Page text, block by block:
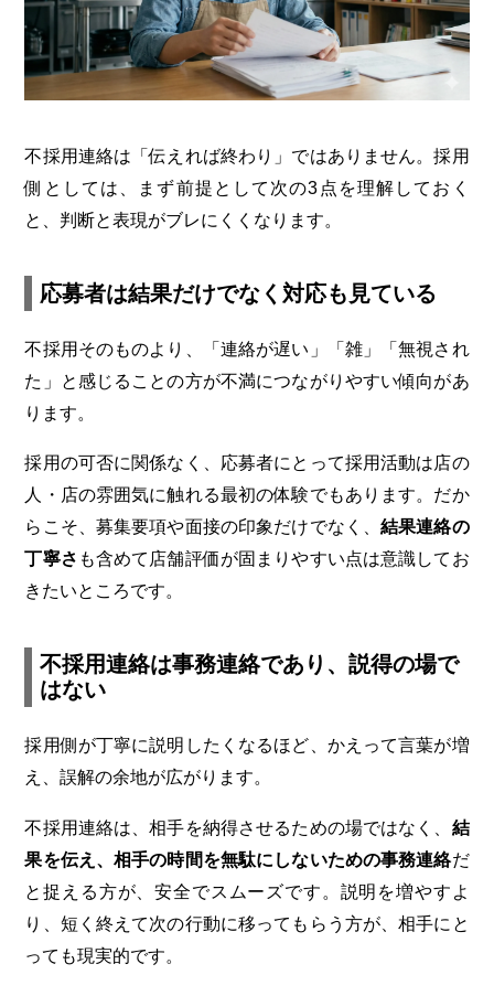
不採用連絡は「伝えれば終わり」ではありません。採用
側としては、まず前提として次の3点を理解しておく
と、判断と表現がブレにくくなります。
応募者は結果だけでなく対応も見ている
不採用そのものより、「連絡が遅い」「雑」「無視され
た」と感じることの方が不満につながりやすい傾向があ
ります。
採用の可否に関係なく、応募者にとって採用活動は店の
人・店の雰囲気に触れる最初の体験でもあります。だか
らこそ、募集要項や面接の印象だけでなく、結果連絡の
丁寧さ も含めて店舗評価が固まりやすい点は意識してお
きたいところです。
不採用連絡は事務連絡であり、説得の場で
はない
採用側が丁寧に説明したくなるほど、かえって言葉が増
え、誤解の余地が広がります。
不採用連絡は、相手を納得させるための場ではなく、 結
果を伝え、相手の時間を無駄にしないための事務連絡だ
と捉える方が、安全でスムーズです。説明を増やすよ
り、短く終えて次の行動に移ってもらう方が、相手にと
っても現実的です。